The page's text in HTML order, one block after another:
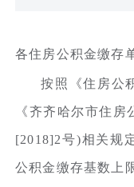
各住房公积金缴存
按照《住房公
《齐齐哈尔市住
[2018]2号)相关规
公积金缴存基数上